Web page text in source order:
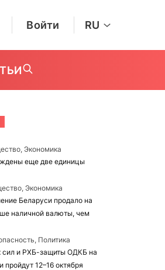
Войти RU
Экономика
еще две единицы
Экономика
Беларуси продало на
наличной валюты, чем
Политика
сил и РХБ-защиты ОДКБ на
пройдут 12–16 октября